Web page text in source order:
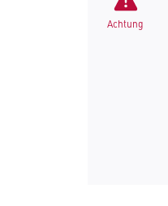
Achtung